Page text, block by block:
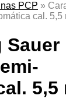
PCP »
cal. 5,5
5,5